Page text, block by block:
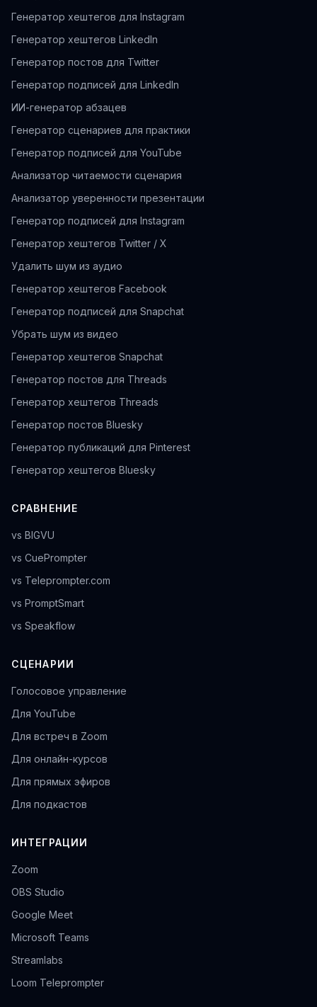
Генератор хештегов для Instagram
Генератор хештегов LinkedIn
Генератор постов для Twitter
Генератор подписей для LinkedIn
ИИ-генератор абзацев
Генератор сценариев для практики
Генератор подписей для YouTube
Анализатор читаемости сценария
Анализатор уверенности презентации
Генератор подписей для Instagram
Генератор хештегов Twitter / X
Удалить шум из аудио
Генератор хештегов Facebook
Генератор подписей для Snapchat
Убрать шум из видео
Генератор хештегов Snapchat
Генератор постов для Threads
Генератор хештегов Threads
Генератор постов Bluesky
Генератор публикаций для Pinterest
Генератор хештегов Bluesky
СРАВНЕНИЕ
vs BIGVU
vs CuePrompter
vs Teleprompter.com
vs PromptSmart
vs Speakflow
СЦЕНАРИИ
Голосовое управление
Для YouTube
Для встреч в Zoom
Для онлайн-курсов
Для прямых эфиров
Для подкастов
ИНТЕГРАЦИИ
Zoom
OBS Studio
Google Meet
Microsoft Teams
Streamlabs
Loom Teleprompter